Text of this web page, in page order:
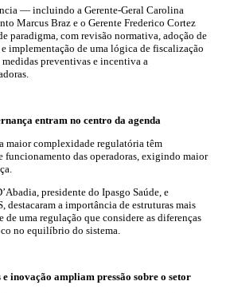
— incluindo a Gerente-Geral Carolina
Marcus Braz e o Gerente Frederico Cortez
paradigma, com revisão normativa, adoção de
implementação de uma lógica de fiscalização
preventivas e incentiva a
entram no centro da agenda
maior complexidade regulatória têm
funcionamento das operadoras, exigindo maior
presidente do Ipasgo Saúde, e
destacaram a importância de estruturas mais
de uma regulação que considere as diferenças
no equilíbrio do sistema.
e inovação ampliam pressão sobre o setor